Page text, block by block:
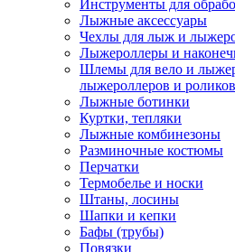
Инструменты для
Лыжные аксессуары
Чехлы для лыж и
Лыжероллеры и
Шлемы для вело и
лыжероллеров и
Лыжные ботинки
Куртки, тепляки
Лыжные комбинезоны
Разминочные костюмы
Перчатки
Термобелье и носки
Штаны, лосины
Шапки и кепки
Бафы (трубы)
Повязки